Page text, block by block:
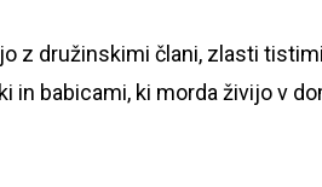
z družinskimi člani, zlasti
in babicami, ki morda živijo v